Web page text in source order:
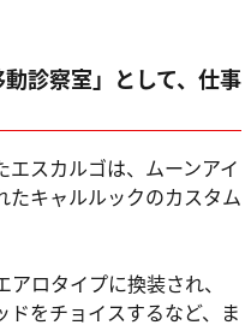
診察室」として、仕事
スカルゴは、ムーンアイ
たキャルルックのカスタム
ロタイプに換装され、
をチョイスするなど、ま